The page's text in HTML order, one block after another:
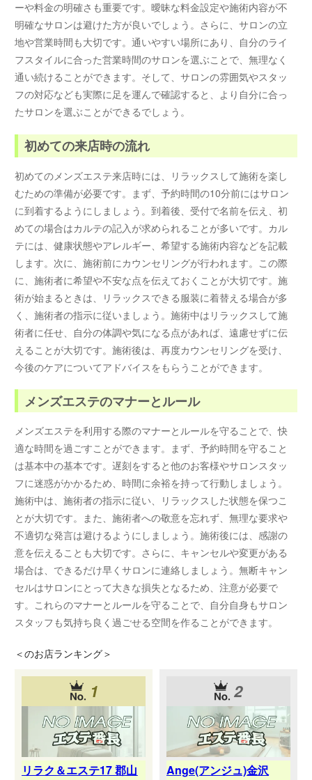
ーや料金の明確さも重要です。曖昧な料金設定や施術内容が不
明確なサロンは避けた方が良いでしょう。さらに、サロンの立
地や営業時間も大切です。通いやすい場所にあり、自分のライ
フスタイルに合った営業時間のサロンを選ぶことで、無理なく
通い続けることができます。そして、サロンの雰囲気やスタッ
フの対応なども実際に足を運んで確認すると、より自分に合っ
たサロンを選ぶことができるでしょう。
初めての来店時の流れ
初めてのメンズエステ来店時には、リラックスして施術を楽し
むための準備が必要です。まず、予約時間の10分前にはサロン
に到着するようにしましょう。到着後、受付で名前を伝え、初
めての場合はカルテの記入が求められることが多いです。カル
テには、健康状態やアレルギー、希望する施術内容などを記載
します。次に、施術前にカウンセリングが行われます。この際
に、施術者に希望や不安な点を伝えておくことが大切です。施
術が始まるときは、リラックスできる服装に着替える場合が多
く、施術者の指示に従いましょう。施術中はリラックスして施
術者に任せ、自分の体調や気になる点があれば、遠慮せずに伝
えることが大切です。施術後は、再度カウンセリングを受け、
今後のケアについてアドバイスをもらうことができます。
メンズエステのマナーとルール
メンズエステを利用する際のマナーとルールを守ることで、快
適な時間を過ごすことができます。まず、予約時間を守ること
は基本中の基本です。遅刻をすると他のお客様やサロンスタッ
フに迷惑がかかるため、時間に余裕を持って行動しましょう。
施術中は、施術者の指示に従い、リラックスした状態を保つこ
とが大切です。また、施術者への敬意を忘れず、無理な要求や
不適切な発言は避けるようにしましょう。施術後には、感謝の
意を伝えることも大切です。さらに、キャンセルや変更がある
場合は、できるだけ早くサロンに連絡しましょう。無断キャン
セルはサロンにとって大きな損失となるため、注意が必要で
す。これらのマナーとルールを守ることで、自分自身もサロン
スタッフも気持ち良く過ごせる空間を作ることができます。
＜のお店ランキング＞
1
リラク＆エステ17 郡山
2
Ange(アンジュ)金沢